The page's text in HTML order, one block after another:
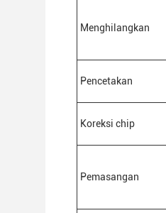
Menghilangkan
Pencetakan
Koreksi chip
Pemasangan